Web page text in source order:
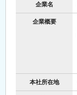
企業名
企業概要
本社所在地